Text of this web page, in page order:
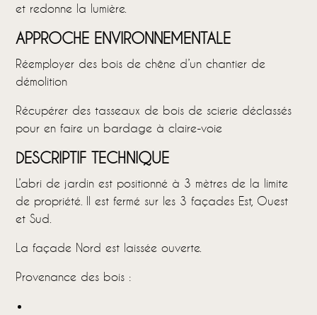
et redonne la lumière.
APPROCHE ENVIRONNEMENTALE
Réemployer des bois de chêne d’un chantier de
démolition
Récupérer des tasseaux de bois de scierie déclassés
pour en faire un bardage à claire-voie
DESCRIPTIF TECHNIQUE
L’abri de jardin est positionné à 3 mètres de la limite
de propriété. Il est fermé sur les 3 façades Est, Ouest
et Sud.
La façade Nord est laissée ouverte.
Provenance des bois :